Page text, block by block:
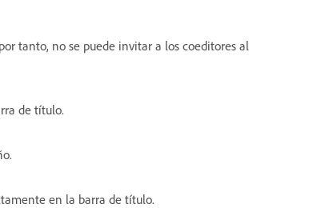
tanto, no se puede invitar a los coeditores al
de título.
en la barra de título.